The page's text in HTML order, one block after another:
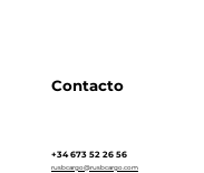
Contacto
+34 673 52 26 56
rusbcargo@rusbcargo.com